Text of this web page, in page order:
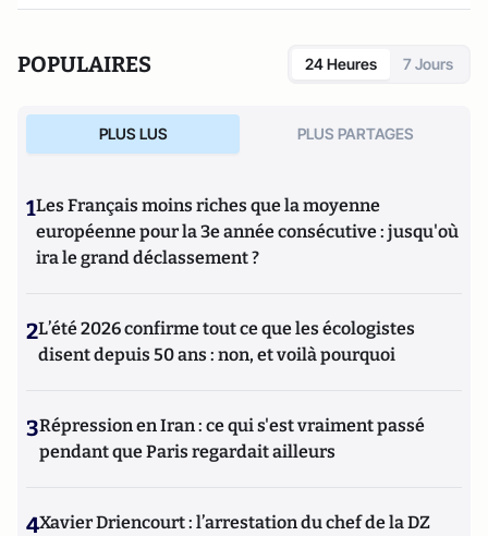
POPULAIRES 24 Heures 7 Jours
PLUS LUS PLUS PARTAGES
1Les Français moins riches que la moyenne
européenne pour la 3e année consécutive : jusqu'où
ira le grand déclassement ?
2L’été 2026 confirme tout ce que les écologistes
disent depuis 50 ans : non, et voilà pourquoi
3Répression en Iran : ce qui s'est vraiment passé
pendant que Paris regardait ailleurs
4Xavier Driencourt : l’arrestation du chef de la DZ